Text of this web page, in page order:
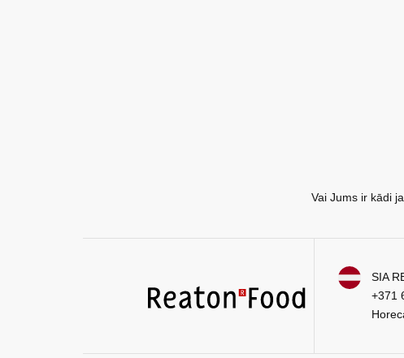
Vai Jums ir kādi
SIA
+371